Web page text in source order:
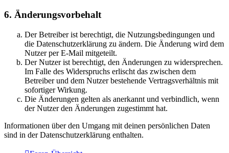
6. Änderungsvorbehalt
Der Betreiber ist berechtigt, die Nutzungsbedingungen und
die Datenschutzerklärung zu ändern. Die Änderung wird dem
Nutzer per E-Mail mitgeteilt.
Der Nutzer ist berechtigt, den Änderungen zu widersprechen.
Im Falle des Widerspruchs erlischt das zwischen dem
Betreiber und dem Nutzer bestehende Vertragsverhältnis mit
sofortiger Wirkung.
Die Änderungen gelten als anerkannt und verbindlich, wenn
der Nutzer den Änderungen zugestimmt hat.
Informationen über den Umgang mit deinen persönlichen Daten
sind in der Datenschutzerklärung enthalten.